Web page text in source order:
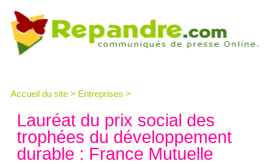
Accueil du site > Entreprises >
Lauréat du prix social des
trophées du développement
durable : France Mutuelle